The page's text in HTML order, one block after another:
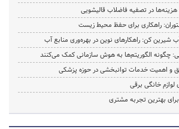
در تصفیه فاضلاب قالیشویی
راهکاری برای حفظ محیط زیست
شیرین کن: راهکارهای نوین در بهره‌وری منابع آب
چگونه الگوریتم‌ها به هوش سازمانی کمک می‌کنند
و اهمیت خدمات توانبخشی در حوزه پزشکی
لوازم خانگی برقی
بهترین تجربه مشتری